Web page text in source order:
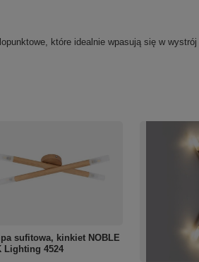
które idealnie wpasują się w
sufitowa, kinkiet NOBLE
Lighting 4524